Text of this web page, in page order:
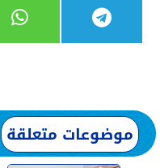
موضوعات متعلقة